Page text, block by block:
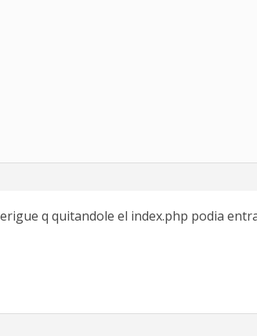
q quitandole el index.php podia